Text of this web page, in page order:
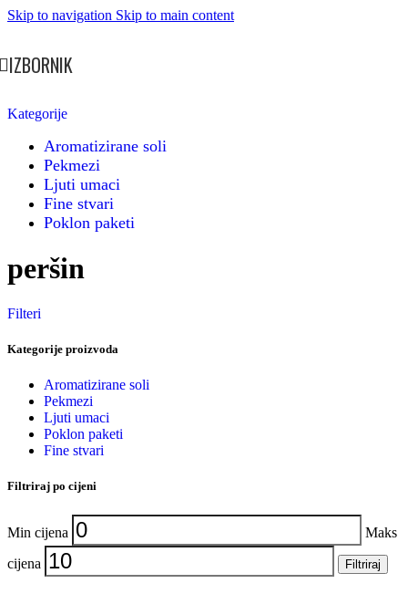
Skip to navigation Skip to main content
IZBORNIK
Kategorije
Aromatizirane soli
Pekmezi
Ljuti umaci
Fine stvari
Poklon paketi
peršin
Filteri
Kategorije proizvoda
Aromatizirane soli
Pekmezi
Ljuti umaci
Poklon paketi
Fine stvari
Filtriraj po cijeni
Min cijena
Maks
cijena
Filtriraj